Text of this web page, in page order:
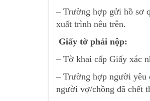
– Trường hợp gửi hồ sơ
xuất trình nêu trên.
Giấy tờ phải nộp:
– Tờ khai cấp Giấy xác
– Trường hợp người yêu
người vợ/chồng đã chết